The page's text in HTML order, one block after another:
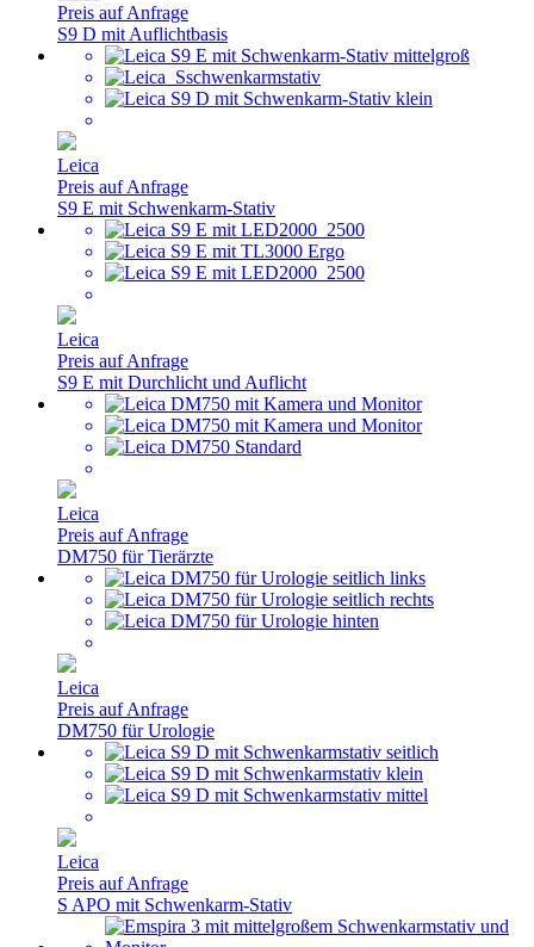
Preis auf Anfrage
S9 D mit Auflichtbasis
Leica
Preis auf Anfrage
S9 E mit Schwenkarm-Stativ
Leica
Preis auf Anfrage
S9 E mit Durchlicht und Auflicht
Leica
Preis auf Anfrage
DM750 für Tierärzte
Leica
Preis auf Anfrage
DM750 für Urologie
Leica
Preis auf Anfrage
S APO mit Schwenkarm-Stativ